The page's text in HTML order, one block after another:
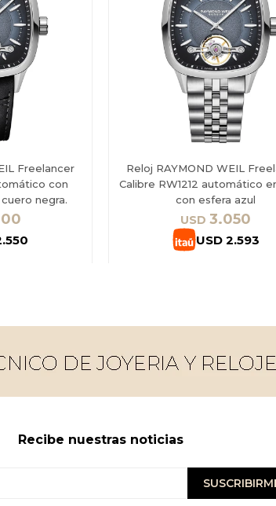
Freelancer
con
negra.
Reloj RAYMOND WEIL
Calibre RW1212 automático
con esfera azul
USD 3.050
USD 2.593
Recibe nuestras noticias